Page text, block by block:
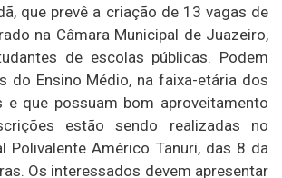
que prevê a criação de 13 vagas de
na Câmara Municipal de Juazeiro,
de escolas públicas. Podem
do Ensino Médio, na faixa-etária dos
que possuam bom aproveitamento
estão sendo realizadas no
Polivalente Américo Tanuri, das 8 da
Os interessados devem apresentar